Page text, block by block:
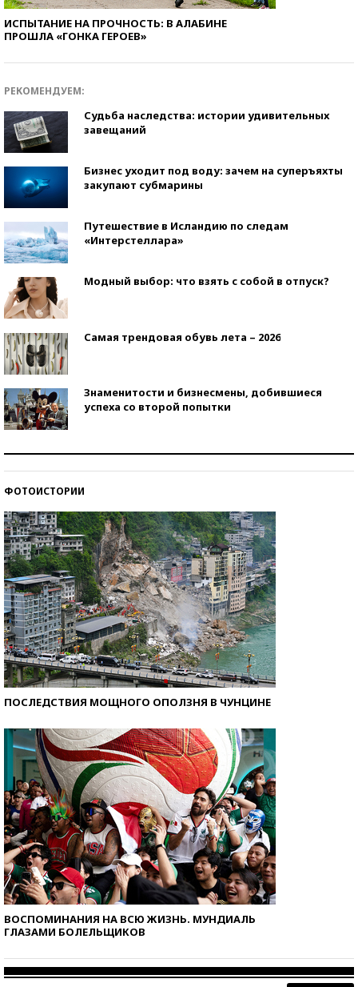
ИСПЫТАНИЕ НА ПРОЧНОСТЬ: В АЛАБИНЕ
ПРОШЛА «ГОНКА ГЕРОЕВ»
РЕКОМЕНДУЕМ:
Судьба наследства: истории удивительных
завещаний
Бизнес уходит под воду: зачем на суперъяхты
закупают субмарины
Путешествие в Исландию по следам
«Интерстеллара»
Модный выбор: что взять с собой в отпуск?
Самая трендовая обувь лета – 2026
Знаменитости и бизнесмены, добившиеся
успеха со второй попытки
ФОТОИСТОРИИ
ПОСЛЕДСТВИЯ МОЩНОГО ОПОЛЗНЯ В ЧУНЦИНЕ
ВОСПОМИНАНИЯ НА ВСЮ ЖИЗНЬ. МУНДИАЛЬ
ГЛАЗАМИ БОЛЕЛЬЩИКОВ